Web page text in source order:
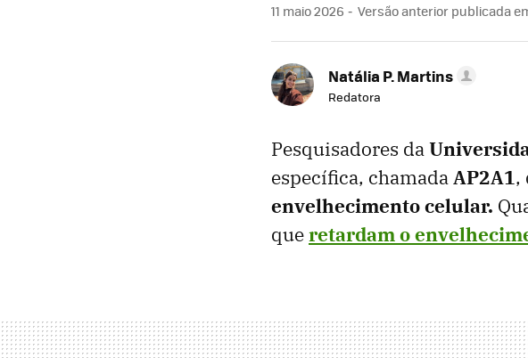
11 maio 2026 Versão anterior publicada
Natália P. Martins
Redatora
Pesquisadores da
específica, chamadaAP2A1,
envelhecimento celular.
queretardam o